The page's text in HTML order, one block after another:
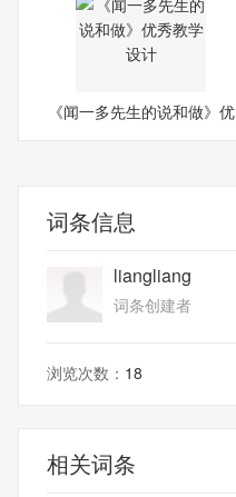
《闻一多先生的说和做》优
词条信息
liangliang
词条创建者
浏览次数： 18
相关词条